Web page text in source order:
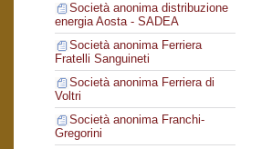
Società anonima distribuzione
energia Aosta - SADEA
Società anonima Ferriera
Fratelli Sanguineti
Società anonima Ferriera di
Voltri
Società anonima Franchi-
Gregorini